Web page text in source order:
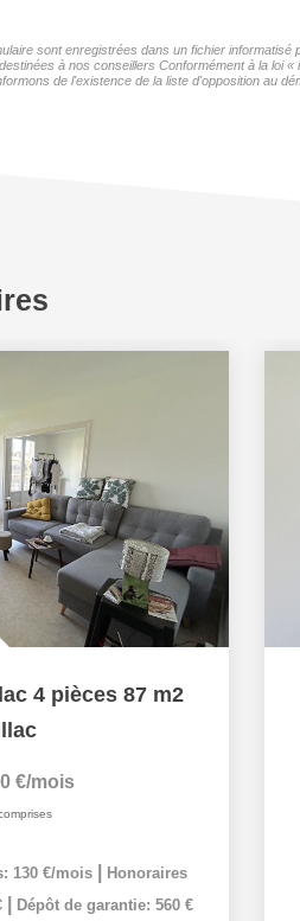
sont enregistrées dans un fichier
à nos conseillers Conformément à la
de l'existence de la liste d'opposition au
4 pièces 87 m2
€/mois
130 €/mois
Honoraires
Dépôt de garantie: 560 €